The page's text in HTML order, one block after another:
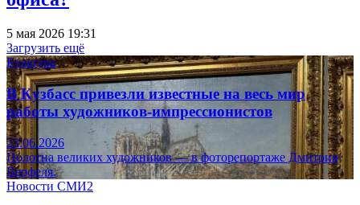
5 мая 2026 19:31
Загрузить ещё
Культура
В Кузбасс привезли известные на весь мир
работы художников-импрессионистов
23.06.2026
Полотна великих художников — в фоторепортаже Дмитрия
Верфеля.
Новости СМИ2